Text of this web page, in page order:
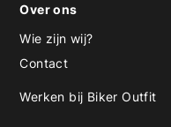
Over ons
Wie zijn wij?
Contact
Werken bij Biker Outfit